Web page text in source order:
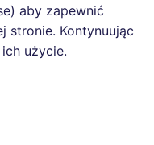
aby zapewnić
stronie. Kontynuując
użycie.